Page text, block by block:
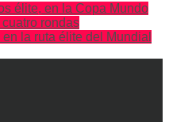
élite, en la Copa Mundo
rondas
la ruta élite del Mundial